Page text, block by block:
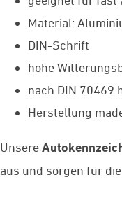
Material:
DIN-Schrift
hohe
nach DIN 70469
Herstellung
Unsere
aus und sorgen für